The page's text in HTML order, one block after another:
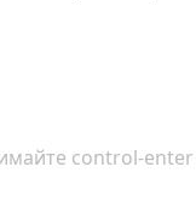
control-enter